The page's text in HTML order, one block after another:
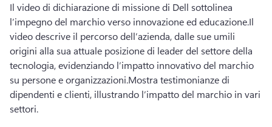
Il video di dichiarazione di missione di Dell sottolinea
l’impegno del marchio verso innovazione ed educazione.Il
video descrive il percorso dell’azienda, dalle sue umili
origini alla sua attuale posizione di leader del settore della
tecnologia, evidenziando l’impatto innovativo del marchio
su persone e organizzazioni.Mostra testimonianze di
dipendenti e clienti, illustrando l’impatto del marchio in vari
settori.